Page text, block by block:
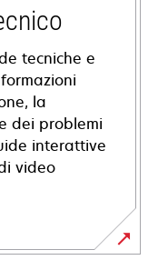
tecniche e
la
dei problemi
interattive
video